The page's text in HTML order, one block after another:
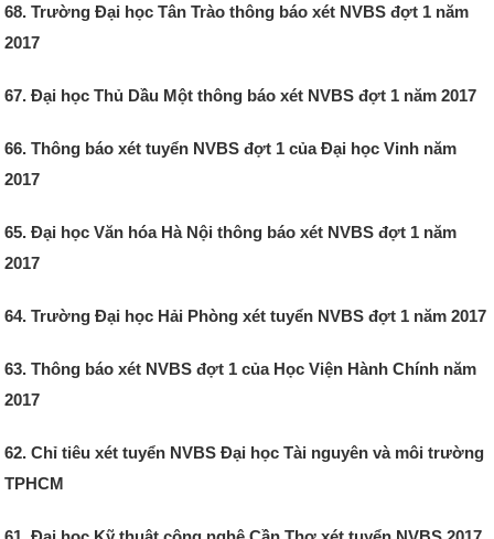
68. Trường Đại học Tân Trào thông báo xét NVBS đợt 1 năm
2017
67. Đại học Thủ Dầu Một thông báo xét NVBS đợt 1 năm 2017
66. Thông báo xét tuyển NVBS đợt 1 của Đại học Vinh năm
2017
65. Đại học Văn hóa Hà Nội thông báo xét NVBS đợt 1 năm
2017
64. Trường Đại học Hải Phòng xét tuyển NVBS đợt 1 năm 2017
63. Thông báo xét NVBS đợt 1 của Học Viện Hành Chính năm
2017
62. Chỉ tiêu xét tuyển NVBS Đại học Tài nguyên và môi trường
TPHCM